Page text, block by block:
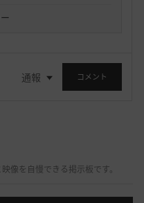
通報 コメント
像を自慢できる掲示板です。